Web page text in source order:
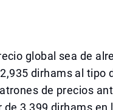
global sea de
dirhams al tipo
de precios
de 3,399 dirhams